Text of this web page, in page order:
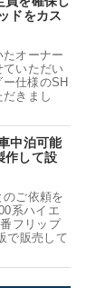
ドをカス
オーナー
いただい
仕様のSH
きまし
中泊可能
作して設
のご依頼を
系ハイエ
フリップ
で販売して